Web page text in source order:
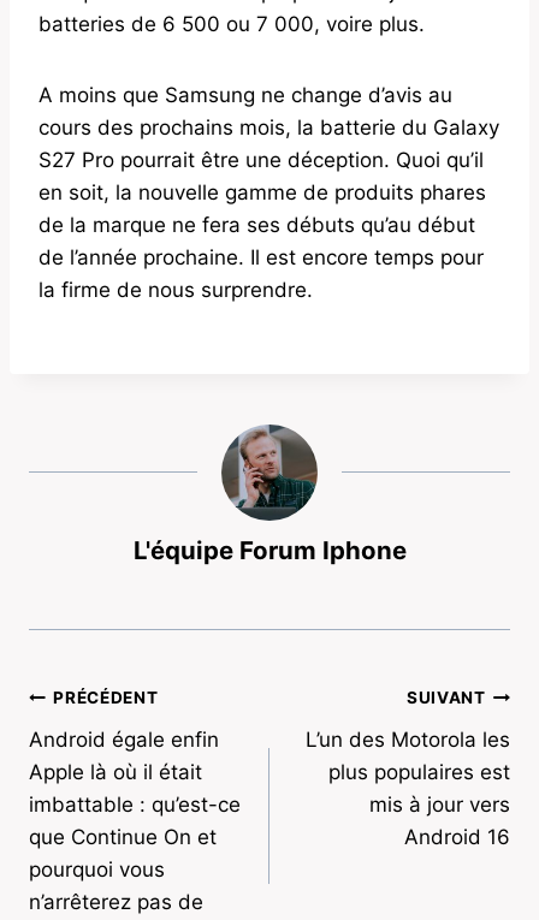
batteries de 6 500 ou 7 000, voire plus.
A moins que Samsung ne change d’avis au
cours des prochains mois, la batterie du Galaxy
S27 Pro pourrait être une déception. Quoi qu’il
en soit, la nouvelle gamme de produits phares
de la marque ne fera ses débuts qu’au début
de l’année prochaine. Il est encore temps pour
la firme de nous surprendre.
L'équipe Forum Iphone
Navigation
de
l’article
PRÉCÉDENT
Android égale enfin
Apple là où il était
imbattable : qu’est-ce
que Continue On et
pourquoi vous
n’arrêterez pas de
SUIVANT
L’un des Motorola les
plus populaires est
mis à jour vers
Android 16